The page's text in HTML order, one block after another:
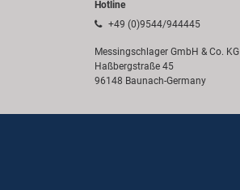
Hotline
+49 (0)9544/944445
Messingschlager GmbH & Co. KG
Haßbergstraße 45
96148 Baunach-Germany